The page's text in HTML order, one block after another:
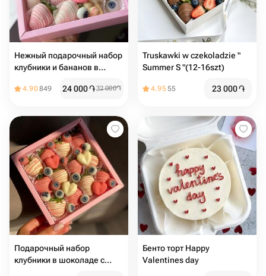
Нежный подарочный набор
клубники и бананов в
4.90849 24 000֏32 000֏
Truskawki w czekoladzie "
Summer S "(12-16szt)
4.9555 23 000֏
Подарочный набор
клубники в шоколаде с
Бенто торт Happy
Valentines day